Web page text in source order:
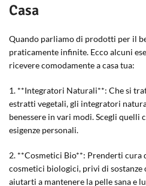
Casa
Quando parliamo di prodotti per il
praticamente infinite. Ecco alcuni
ricevere comodamente a casa tua:
1. **Integratori Naturali**: Che si
estratti vegetali, gli integratori
benessere in vari modi. Scegli quelli
esigenze personali.
2. **Cosmetici Bio**: Prenderti cura
cosmetici biologici, privi di sostanze
aiutarti a mantenere la pelle sana e